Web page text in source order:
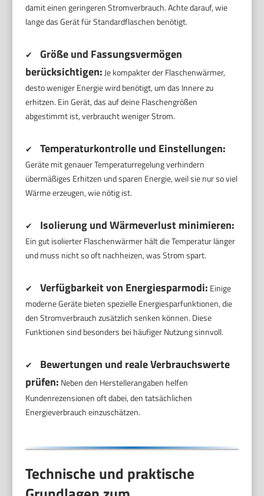
damit einen geringeren Stromverbrauch. Achte darauf, wie
lange das Gerät für Standardflaschen benötigt.
✔
Größe und Fassungsvermögen
berücksichtigen: Je kompakter der Flaschenwärmer,
desto weniger Energie wird benötigt, um das Innere zu
erhitzen. Ein Gerät, das auf deine Flaschengrößen
abgestimmt ist, verbraucht weniger Strom.
✔ Temperaturkontrolle und Einstellungen:
Geräte mit genauer Temperaturregelung verhindern
übermäßiges Erhitzen und sparen Energie, weil sie nur so viel
Wärme erzeugen, wie nötig ist.
✔ Isolierung und Wärmeverlust minimieren:
Ein gut isolierter Flaschenwärmer hält die Temperatur länger
und muss nicht so oft nachheizen, was Strom spart.
✔ Verfügbarkeit von Energiesparmodi: Einige
moderne Geräte bieten spezielle Energiesparfunktionen, die
den Stromverbrauch zusätzlich senken können. Diese
Funktionen sind besonders bei häufiger Nutzung sinnvoll.
✔
Bewertungen und reale Verbrauchswerte
prüfen: Neben den Herstellerangaben helfen
Kundenrezensionen oft dabei, den tatsächlichen
Energieverbrauch einzuschätzen.
Technische und praktische